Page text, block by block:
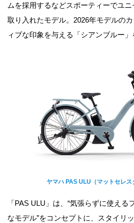
ムを採用するなどスポーティーでユ
取り入れたモデル。2026年モデルの
ィブな印象を与える「シアンブルー」
ヤマハ PAS ULU（マットセレス
「PAS ULU」は、“気張らずに使える
なモデル”をコンセプトに、スタイリ